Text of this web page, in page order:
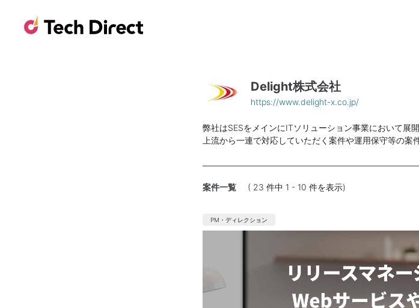
Delight株式会社
https://www.delight-x.co.jp/
弊社はSESをメインにITソリューション事業において展開
上流から一連で対応していただく案件や運用保守等の案
案件一覧 ( 23 件中 1 - 10 件を表示)
PM・ディレクション